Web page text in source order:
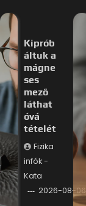
Kiprób
áltuk a
mágne
ses
mező
láthat
óvá
tételét
Fizika
infók -
Kata
2026-08-06